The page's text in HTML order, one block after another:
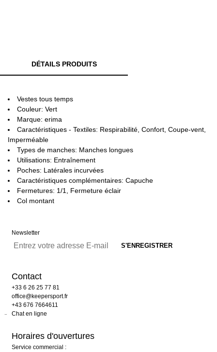
DÉTAILS PRODUITS
Vestes tous temps
Couleur: Vert
Marque: erima
Caractéristiques - Textiles: Respirabilité, Confort, Coupe-vent,
Imperméable
Types de manches: Manches longues
Utilisations: Entraînement
Poches: Latérales incurvées
Caractéristiques complémentaires: Capuche
Fermetures: 1/1, Fermeture éclair
Col montant
Newsletter
Contact
+33 6 26 25 77 81
office@keepersport.fr
+43 676 7664611
Chat en ligne
Horaires d'ouvertures
Service commercial :